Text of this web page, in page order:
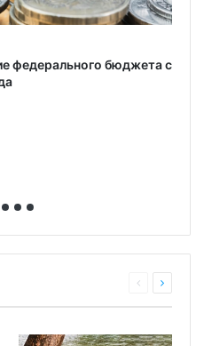
федерального бюджета с